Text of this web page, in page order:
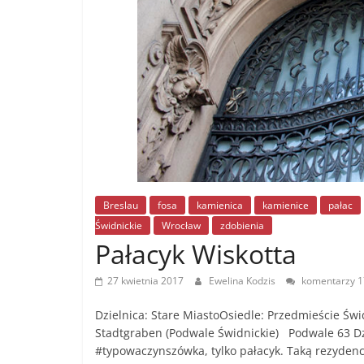
Breslau fosa kamienica kamienice pałac
Świdnickie
Wrocław zdobienia
Pałacyk Wiskotta
27 kwietnia 2017 Ewelina Kodzis komentarzy
Dzielnica: Stare MiastoOsiedle: Przedmieście
Stadtgraben (Podwale Świdnickie) Podwale 63
#typowaczynszówka, tylko pałacyk. Taką